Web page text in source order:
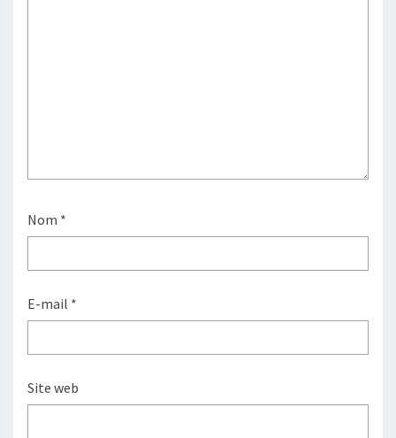
Nom *
E-mail *
Site web